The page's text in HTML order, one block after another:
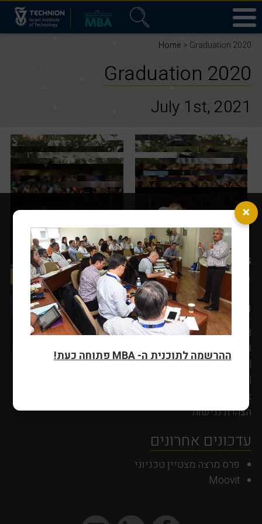
Home > Graduation 2020
Graduation 2020
July 1st, 2021
שמרו על קשר
04-829-4248
04-829-4448
dds.mba@technion.ac.il
mbasecr@technion.ac.il
צרו קשר
הצהרת נגישות
עדכונים אחרונים
פרס מרצה מצטיין טכניוני
Moovit
×
ההרשמה לתוכנית ה- MBA פתוחה כעת!